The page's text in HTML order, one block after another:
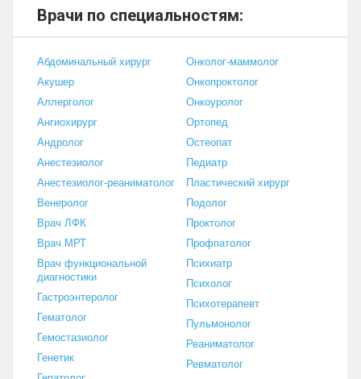
Врачи по специальностям:
Абдоминальный хирург
Акушер
Аллерголог
Ангиохирург
Андролог
Анестезиолог
Анестезиолог-реаниматолог
Венеролог
Врач ЛФК
Врач МРТ
Врач функциональной
диагностики
Гастроэнтеролог
Гематолог
Гемостазиолог
Генетик
Онколог-маммолог
Онкопроктолог
Онкоуролог
Ортопед
Остеопат
Педиатр
Пластический хирург
Подолог
Проктолог
Профпатолог
Психиатр
Психолог
Психотерапевт
Пульмонолог
Реаниматолог
Ревматолог